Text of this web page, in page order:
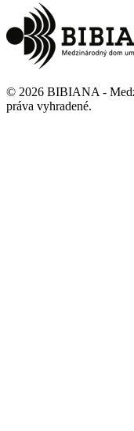
© 2026 BIBIANA -
práva vyhradené.